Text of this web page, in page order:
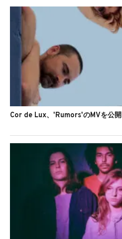
Cor de Lux、'Rumors'のMVを公開